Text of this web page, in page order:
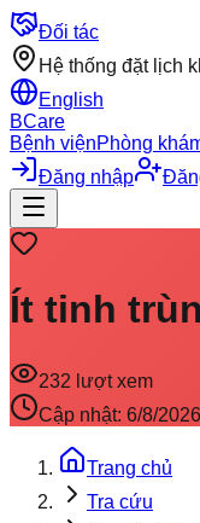
Đối tác
Hệ thống đặt lịch
English
BCare
Bệnh việnPhòng
Đăng nhập
Ít tinh
232 lượt xem
Cập nhật: 6/8/2026
Trang chủ
Tra cứu